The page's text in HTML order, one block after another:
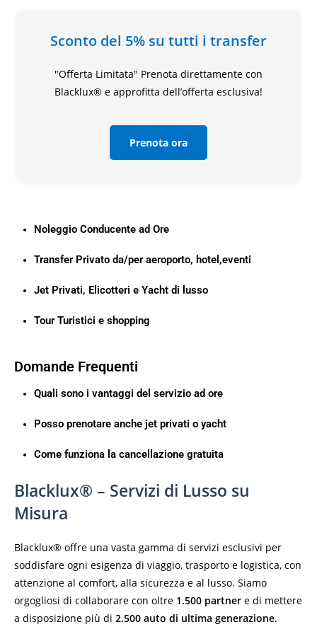
Sconto del 5% su tutti i transfer
"Offerta Limitata" Prenota direttamente con
Blacklux® e approfitta dell’offerta esclusiva!
Prenota ora
Noleggio Conducente ad Ore
Transfer Privato da/per aeroporto, hotel,eventi
Jet Privati, Elicotteri e Yacht di lusso
Tour Turistici e shopping
Domande Frequenti
Quali sono i vantaggi del servizio ad ore
Posso prenotare anche jet privati o yacht
Come funziona la cancellazione gratuita
Blacklux® – Servizi di Lusso su
Misura
Blacklux® offre una vasta gamma di servizi esclusivi per
soddisfare ogni esigenza di viaggio, trasporto e logistica, con
attenzione al comfort, alla sicurezza e al lusso. Siamo
orgogliosi di collaborare con oltre 1.500 partner e di mettere
a disposizione più di 2.500 auto di ultima generazione.